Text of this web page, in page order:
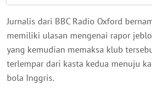
Jurnalis dari BBC Radio Oxford
memiliki ulasan mengenai rapor
yang kemudian memaksa klub
terlempar dari kasta kedua menuju
bola Inggris.